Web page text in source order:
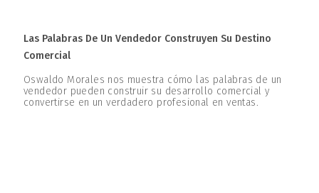
Las Palabras De Un Vendedor Construyen Su Destino
Comercial
Oswaldo Morales nos muestra cómo las palabras de un
vendedor pueden construir su desarrollo comercial y
convertirse en un verdadero profesional en ventas.